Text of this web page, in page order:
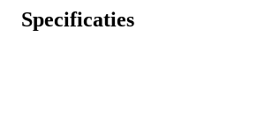
Specificaties